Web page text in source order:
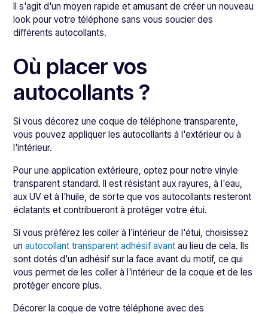
Il s'agit d'un moyen rapide et amusant de créer un nouveau
look pour votre téléphone sans vous soucier des
différents autocollants.
Où placer vos
autocollants ?
Si vous décorez une coque de téléphone transparente,
vous pouvez appliquer les autocollants à l'extérieur ou à
l'intérieur.
Pour une application extérieure, optez pour notre vinyle
transparent standard. Il est résistant aux rayures, à l'eau,
aux UV et à l'huile, de sorte que vos autocollants resteront
éclatants et contribueront à protéger votre étui.
Si vous préférez les coller à l'intérieur de l'étui, choisissez
unautocollant transparent adhésif avant au lieu de cela. Ils
sont dotés d'un adhésif sur la face avant du motif, ce qui
vous permet de les coller à l'intérieur de la coque et de les
protéger encore plus.
Décorer la coque de votre téléphone avec des